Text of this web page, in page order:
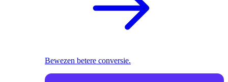
Bewezen betere conversie.